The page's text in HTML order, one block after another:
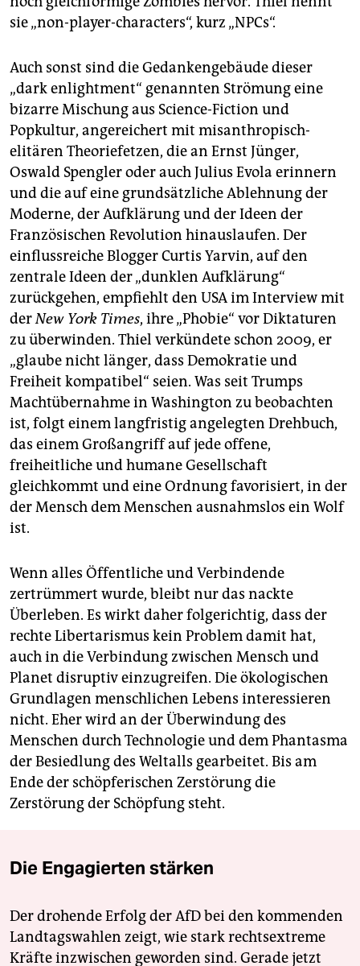
sie „non-player-characters“, kurz „NPCs“.
Auch sonst sind die Gedankengebäude dieser
„dark enlightment“ genannten Strömung eine
bizarre Mischung aus Science-Fiction und
Popkultur, angereichert mit misanthropisch-
elitären Theoriefetzen, die an Ernst Jünger,
Oswald Spengler oder auch Julius Evola erinnern
und die auf eine grundsätzliche Ablehnung der
Moderne, der Aufklärung und der Ideen der
Französischen Revolution hinauslaufen. Der
einflussreiche Blogger Curtis Yarvin, auf den
zentrale Ideen der „dunklen Aufklärung“
zurückgehen, empfiehlt den USA im Interview mit
derNew York Times, ihre „Phobie“ vor Diktaturen
zu überwinden. Thiel verkündete schon 2009, er
„glaube nicht länger, dass Demokratie und
Freiheit kompatibel“ seien. Was seit Trumps
Machtübernahme in Washington zu beobachten
ist, folgt einem langfristig angelegten Drehbuch,
das einem Großangriff auf jede offene,
freiheitliche und humane Gesellschaft
gleichkommt und eine Ordnung favorisiert, in der
der Mensch dem Menschen ausnahmslos ein Wolf
ist.
Wenn alles Öffentliche und Verbindende
zertrümmert wurde, bleibt nur das nackte
Überleben. Es wirkt daher folgerichtig, dass der
rechte Libertarismus kein Problem damit hat,
auch in die Verbindung zwischen Mensch und
Planet disruptiv einzugreifen. Die ökologischen
Grundlagen menschlichen Lebens interessieren
nicht. Eher wird an der Überwindung des
Menschen durch Technologie und dem Phantasma
der Besiedlung des Weltalls gearbeitet. Bis am
Ende der schöpferischen Zerstörung die
Zerstörung der Schöpfung steht.
Die Engagierten stärken
Der drohende Erfolg der AfD bei den kommenden
Landtagswahlen zeigt, wie stark rechtsextreme
Kräfte inzwischen geworden sind. Gerade jetzt